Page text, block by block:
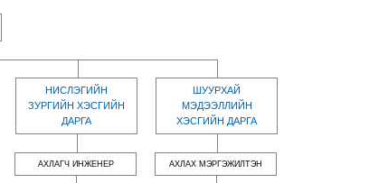
НИСЛЭГИЙН
ЗУРГИЙН ХЭСГИЙН
ДАРГА
АХЛАГЧ ИНЖЕНЕР
ШУУРХАЙ
МЭДЭЭЛЛИЙН
ХЭСГИЙН ДАРГА
АХЛАХ МЭРГЭЖИЛТЭН